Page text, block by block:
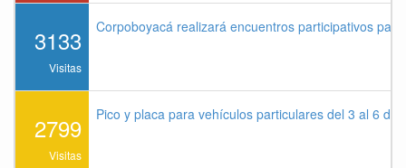
3133
Visitas
Corpoboyacá realizará encuentros participativos
2799
Visitas
Pico y placa para vehículos particulares del 3 al 6 de